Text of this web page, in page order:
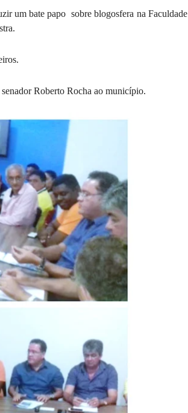
um bate papo  sobre blogosfera na Faculdade
Roberto Rocha ao município.